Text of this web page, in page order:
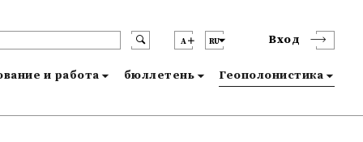
A RU Вход
и работа бюллетень Геополонистика